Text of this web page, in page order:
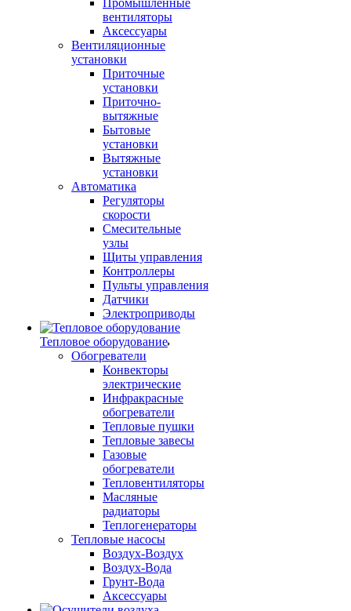
Промышленные
вентиляторы
Аксессуары
Вентиляционные
установки
Приточные
установки
Приточно-
вытяжные
Бытовые
установки
Вытяжные
установки
Автоматика
Регуляторы
скорости
Смесительные
узлы
Щиты управления
Контроллеры
Пульты управления
Датчики
Электроприводы
Тепловое оборудование
Обогреватели
Конвекторы
электрические
Инфракрасные
обогреватели
Тепловые пушки
Тепловые завесы
Газовые
обогреватели
Тепловентиляторы
Масляные
радиаторы
Теплогенераторы
Тепловые насосы
Воздух-Воздух
Воздух-Вода
Грунт-Вода
Аксессуары